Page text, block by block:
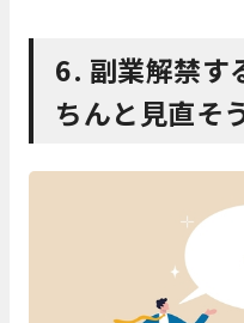
6. 副業解禁す
ちんと見直そ